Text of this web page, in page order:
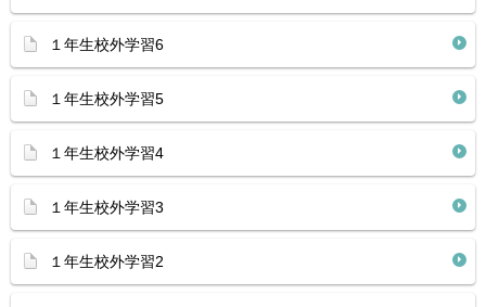
１年生校外学習6
１年生校外学習5
１年生校外学習4
１年生校外学習3
１年生校外学習2